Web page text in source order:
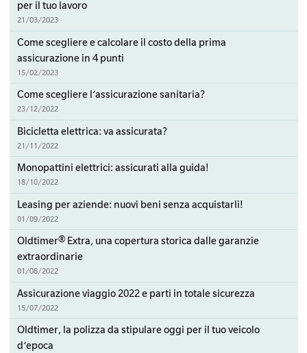
per il tuo lavoro
21/03/2023
Come scegliere e calcolare il costo della prima
assicurazione in 4 punti
15/02/2023
Come scegliere l’assicurazione sanitaria?
23/12/2022
Bicicletta elettrica: va assicurata?
21/11/2022
Monopattini elettrici: assicurati alla guida!
18/10/2022
Leasing per aziende: nuovi beni senza acquistarli!
01/09/2022
Oldtimer® Extra, una copertura storica dalle garanzie
extraordinarie
01/08/2022
Assicurazione viaggio 2022 e parti in totale sicurezza
15/07/2022
Oldtimer, la polizza da stipulare oggi per il tuo veicolo
d’epoca